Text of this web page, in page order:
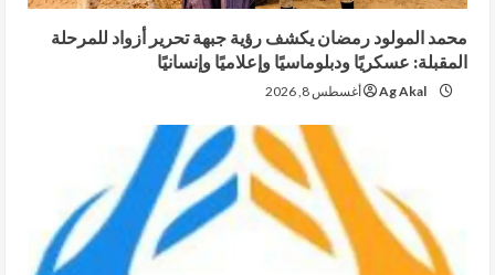
محمد المولود رمضان يكشف رؤية جبهة تحرير أزواد للمرحلة
المقبلة: عسكريًا ودبلوماسيًا وإعلاميًا وإنسانيًا
Ag Akal أغسطس 8, 2026